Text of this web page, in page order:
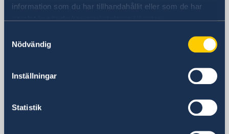
information som du har tillhandahållit eller som de har
samlat in när du har använt deras tjänster.
Nödvändig
Inställningar
Statistik
Sverige i Turkiet
Sveriges ambassad
Katip Celebi Sokak 7
Ankara